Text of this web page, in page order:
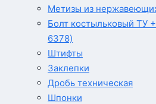
Метизы из
Болт костыльковый ТУ
6378)
Штифты
Заклепки
Дробь техническая
Шпонки